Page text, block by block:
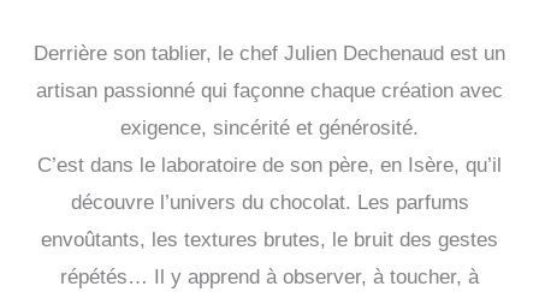
Derrière son tablier, le chef Julien Dechenaud est un
artisan passionné qui façonne chaque création avec
exigence, sincérité et générosité.
C’est dans le laboratoire de son père, en Isère, qu’il
découvre l’univers du chocolat. Les parfums
envoûtants, les textures brutes, le bruit des gestes
répétés… Il y apprend à observer, à toucher, à